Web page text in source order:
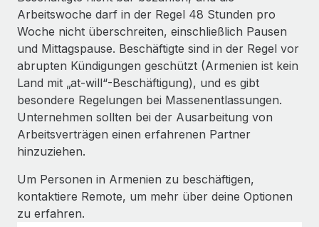
Hilfe von Expert:innen für globale HR & Compliance
Background-Checks
Einfacheres Bewerber:innen-Screening
Compliance Watchtower
Lückenlose Compliance
Geräteverwaltung
Globale Bereitstellung und Verfolgung von IT-
Gründung von Niederlassungen
Schnelle, rechtssichere Gründung von
So hat der KI-Vorreiter Weaviate sein Team mit
Remote um 120 % vergrößert
Weaviate auf einen Blick Weaviate entwickelt KI-basierte
Mehr erfahren
Strategische Partnerschaft zwischen
Reverse Tech und Remote für Contractor
Hol dir Unterstützung
Alle Ressourcen anzeigen
BLOG
Globale Payroll
EOR und PEO
Contractor Management
Steuern
Arbeitswoche darf in der Regel 48 Stunden pro
Woche nicht überschreiten, einschließlich Pausen
und Mittagspause. Beschäftigte sind in der Regel vor
abrupten Kündigungen geschützt (Armenien ist kein
Land mit „at‑will“-Beschäftigung), und es gibt
besondere Regelungen bei Massenentlassungen.
Unternehmen sollten bei der Ausarbeitung von
Arbeitsverträgen einen erfahrenen Partner
hinzuziehen.
Um Personen in Armenien zu beschäftigen,
kontaktiere Remote, um mehr über deine Optionen
zu erfahren.